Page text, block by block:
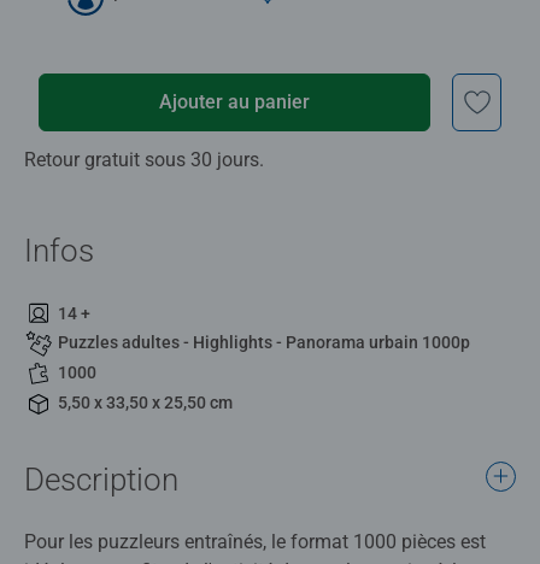
Ajouter au panier
Retour gratuit sous 30 jours.
Infos
14 +
Puzzles adultes - Highlights - Panorama urbain 1000p
1000
5,50 x 33,50 x 25,50 cm
Description
Pour les puzzleurs entraînés, le format 1000 pièces est